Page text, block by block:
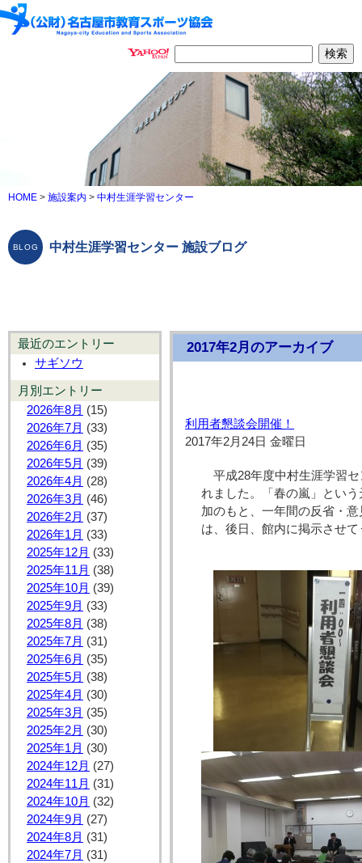
HOME > 施設案内 > 中村生涯学習センター
中村生涯学習センター 施設ブログ
最近のエントリー
サギソウ
月別エントリー
2026年8月 (15)
2026年7月 (33)
2026年6月 (35)
2026年5月 (39)
2026年4月 (28)
2026年3月 (46)
2026年2月 (37)
2026年1月 (33)
2025年12月 (33)
2025年11月 (38)
2025年10月 (39)
2025年9月 (33)
2025年8月 (38)
2025年7月 (31)
2025年6月 (35)
2025年5月 (38)
2025年4月 (30)
2025年3月 (35)
2025年2月 (30)
2025年1月 (30)
2024年12月 (27)
2024年11月 (31)
2024年10月 (32)
2024年9月 (27)
2024年8月 (31)
2024年7月 (31)
2017年2月のアーカイブ
利用者懇談会開催！
2017年2月24日 金曜日
平成28年度中村生涯学習
れました。「春の嵐」とい
加のもと、一年間の反省・
は、後日、館内に掲示させ